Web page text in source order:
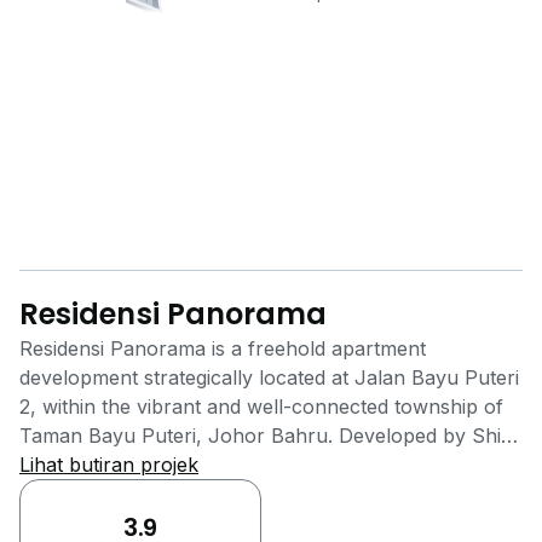
Residensi Panorama
Residensi Panorama is a freehold apartment
development strategically located at Jalan Bayu Puteri
2, within the vibrant and well-connected township of
Taman Bayu Puteri, Johor Bahru. Developed by Shiya
Development Sdn. Bhd., this residential strata property
comprises a total of 860 units, offering a modern
living experience in a prime location. Residensi
Lihat butiran projek
3.9